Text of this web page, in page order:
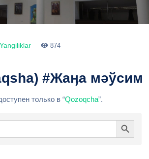
Yangiliklar 874
#Жаӊа мәўсим
только в “Qozoqcha”.
Search Button